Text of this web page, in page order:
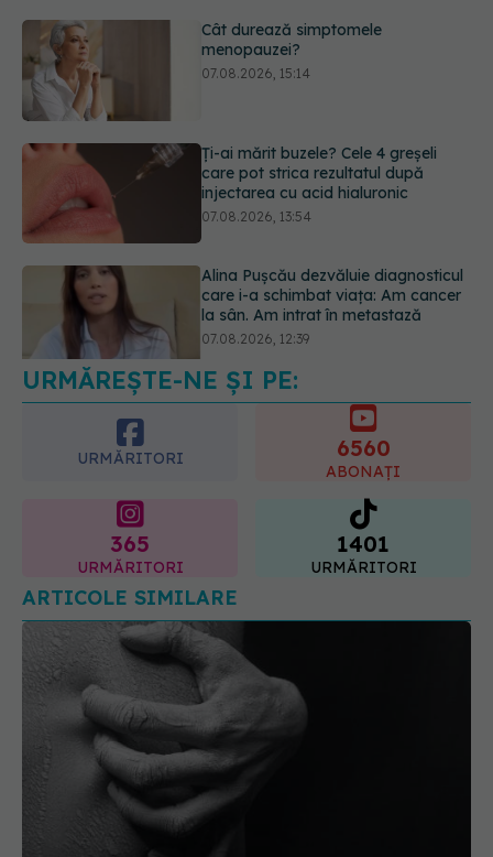
menopauzei?
07.08.2026, 15:14
care pot strica rezultatul după
injectarea cu acid hialuronic
07.08.2026, 13:54
care i-a schimbat viața: Am cancer
la sân. Am intrat în metastază
07.08.2026, 12:39
Dieta care poate crește brusc
colesterolul. Cine este mai expus
URMĂREȘTE-NE ȘI PE:
URMĂRITORI 6560
ABONAȚI
365
URMĂRITORI
1401
URMĂRITORI
ARTICOLE SIMILARE